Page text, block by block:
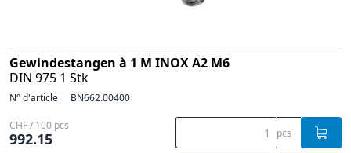
Gewindestangen à 1 M INOX A2 M6
DIN 975 1 Stk
N° d'article BN662.00400
CHF / 100 pcs
992.15 pcs